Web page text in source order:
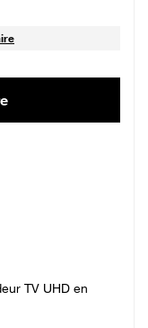
TV UHD en